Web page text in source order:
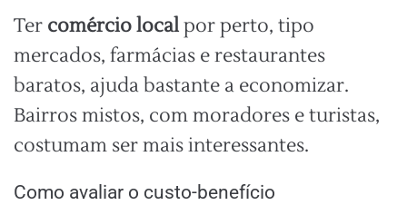
Ter comércio localpor perto, tipo
mercados, farmácias e restaurantes
baratos, ajuda bastante a economizar.
Bairros mistos, com moradores e turistas,
costumam ser mais interessantes.
Como avaliar o custo-benefício